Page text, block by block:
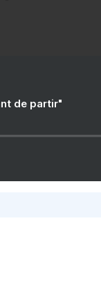
de partir"